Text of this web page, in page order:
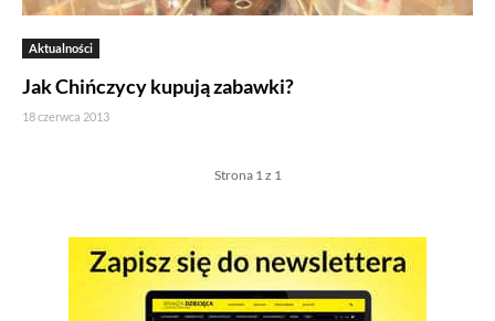
Aktualności
Jak Chińczycy kupują zabawki?
18 czerwca 2013
Strona 1 z 1